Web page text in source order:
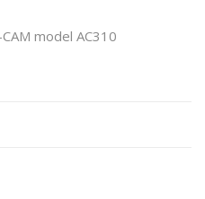
model AC310